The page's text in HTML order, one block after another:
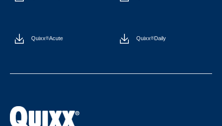
Quixx®Acute Quixx® Daily